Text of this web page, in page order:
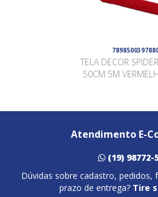
TELA DECOR
50CM 5M
Atendimento E-
(19) 98772-
Dúvidas sobre cadastro, pedidos,
prazo de entrega? Tire